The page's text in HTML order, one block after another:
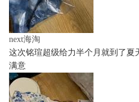
next海淘
这次铭瑄超级给力半个月就到了夏
满意